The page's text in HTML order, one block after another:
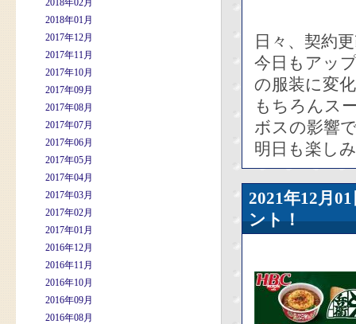
2018年02月
2018年01月
2017年12月
2017年11月
2017年10月
2017年09月
2017年08月
2017年07月
2017年06月
2017年05月
2017年04月
2017年03月
2017年02月
2017年01月
2016年12月
2016年11月
2016年10月
2016年09月
2016年08月
日々、契約
今日もアッ
の服装に変
もちろんス
ボスの影響
明日も楽し
2021年12
ント！